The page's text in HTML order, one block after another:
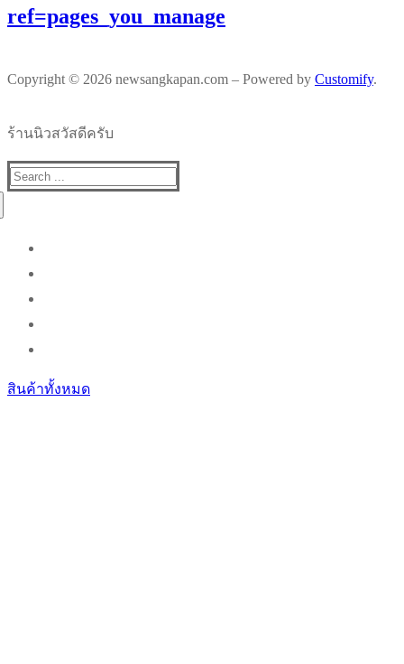
ref=pages_you_manage
Copyright © 2026 newsangkapan.com – Powered by Customify.
ร้านนิวสวัสดีครับ
Search
สินค้าทั้งหมด